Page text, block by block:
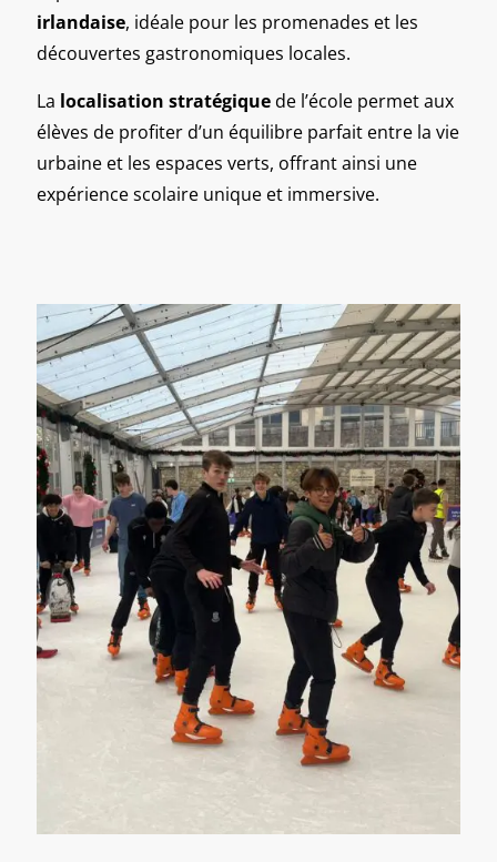
irlandaise, idéale pour les promenades et les
découvertes gastronomiques locales.
La localisation stratégiquede l’école permet aux
élèves de profiter d’un équilibre parfait entre la vie
urbaine et les espaces verts, offrant ainsi une
expérience scolaire unique et immersive.